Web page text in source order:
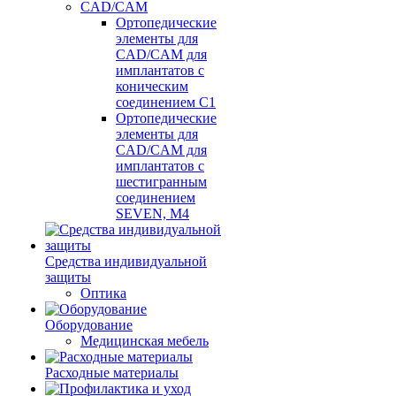
CAD/CAM
Ортопедические
элементы для
CAD/CAM для
имплантатов с
коническим
соединением С1
Ортопедические
элементы для
CAD/CAM для
имплантатов с
шестигранным
соединением
SEVEN, М4
Средства индивидуальной
защиты
Оптика
Оборудование
Медицинская мебель
Расходные материалы